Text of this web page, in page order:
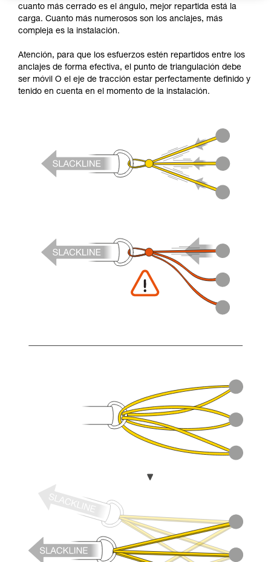
cuanto más cerrado es el ángulo, mejor repartida está la
carga. Cuanto más numerosos son los anclajes, más
compleja es la instalación.
Atención, para que los esfuerzos estén repartidos entre los
anclajes de forma efectiva, el punto de triangulación debe
ser móvil O el eje de tracción estar perfectamente definido y
tenido en cuenta en el momento de la instalación.